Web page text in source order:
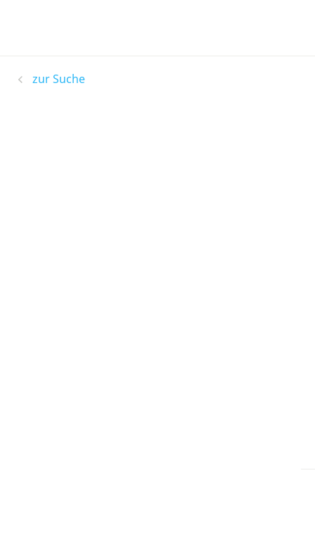
zur Suche